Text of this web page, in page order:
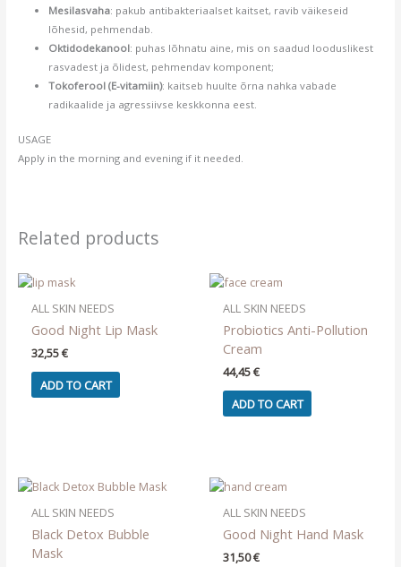
Mesilasvaha: pakub antibakteriaalset kaitset, ravib väikeseid
lõhesid, pehmendab.
Oktidodekanool: puhas lõhnatu aine, mis on saadud looduslikest
rasvadest ja õlidest, pehmendav komponent;
Tokoferool (E-vitamiin): kaitseb huulte õrna nahka vabade
radikaalide ja agressiivse keskkonna eest.
USAGE
Apply in the morning and evening if it needed.
Related products
ALL SKIN NEEDS
Good Night Lip Mask
32,55€
ADD TO CART
ALL SKIN NEEDS
Probiotics Anti-Pollution
Cream
44,45€
ADD TO CART
ALL SKIN NEEDS
Black Detox Bubble
Mask
ALL SKIN NEEDS
Good Night Hand Mask
31,50€